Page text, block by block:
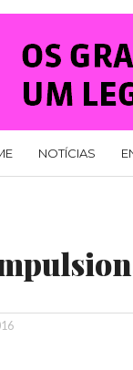
NOTÍCIAS